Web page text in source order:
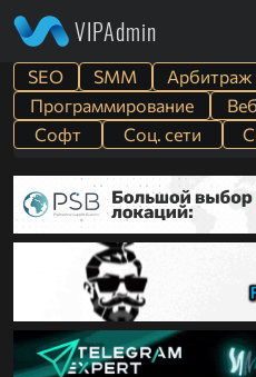
VIPAdmin
SEO SMM Арбитраж
Программирование
Софт
Cоц. сети